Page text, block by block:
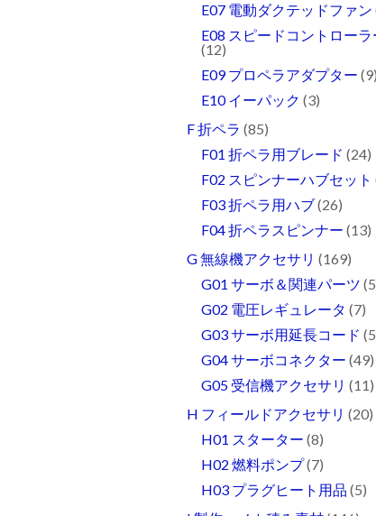
E07 電動ダクテッドファン
E08 スピードコントローラ
(12)
E09 プロペラアダプター (9)
E10 イーパック (3)
F 折ペラ (85)
F01 折ペラ用ブレード (24)
F02 スピンナーハブセット
F03 折ペラ用ハブ(26)
F04 折ペラスピンナー (13)
G 無線機アクセサリ (169)
G01 サーボ＆関連パーツ
G02 電圧レギュレータ (7)
G03 サーボ用延長コード
G04 サーボコネクター (49)
G05 受信機アクセサリ (11)
H フィールドアクセサリ (20)
H01 スターター (8)
H02 燃料ポンプ(7)
H03 プラグヒート用品 (5)